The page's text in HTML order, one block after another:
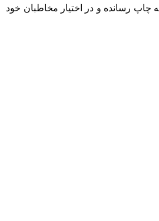
چاپ رسانده و در اختیار مخاطبان خود